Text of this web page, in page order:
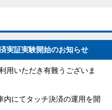
実証実験開始のお知らせ
用いただき有難うございま
内にてタッチ決済の運用を開